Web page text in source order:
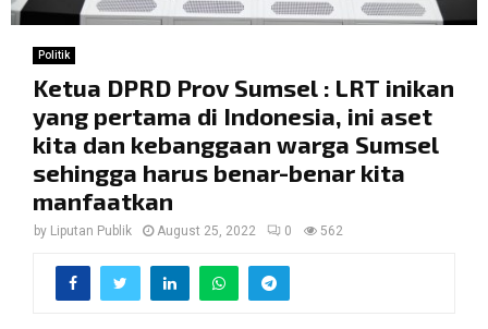
Politik
Ketua DPRD Prov Sumsel : LRT inikan
yang pertama di Indonesia, ini aset
kita dan kebanggaan warga Sumsel
sehingga harus benar-benar kita
manfaatkan
by Liputan Publik August 25, 2022 0 562